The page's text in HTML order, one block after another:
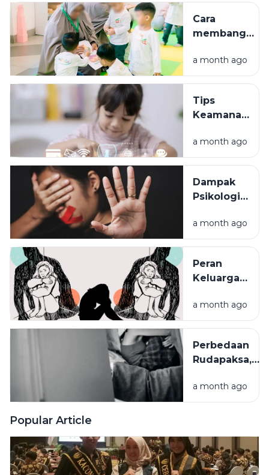
Cara
membangun
antara orang
tua dan
a month ago
Tips
Keamanan
Media
Sosial:
bagi
Orang Tua
Mencegah
Risiko
Kejahatan
Digital
a month ago
Dampak
Psikologis
Seksual
pada
Trauma
yang Perlu
a month ago
Peran
Keluarga
Melindungi
Anak dari
Seksual
a month ago
Perbedaan
Rudapaksa,
dan
Pencabulan
Indonesia
a month ago
Popular Article